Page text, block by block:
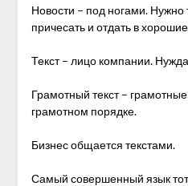
Новости – под ногами. Нужно
причесать и отдать в
Текст – лицо компании.
Грамотный текст –
грамотном порядке.
Бизнес общается текстами.
Самый совершенный язык